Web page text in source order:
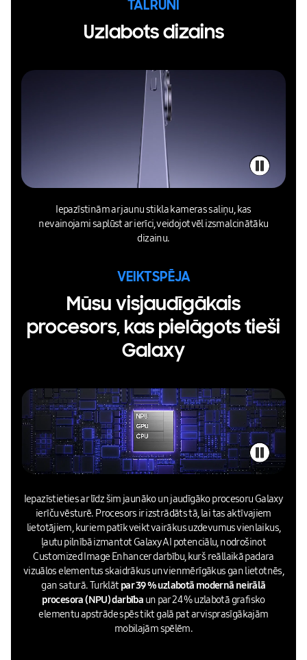
Uzlabots dizains
TĀLRUNI
Iepazīstinām ar jaunu stikla kameras saliņu, kas
nevainojami saplūst ar ierīci, veidojot vēl izsmalcinātāku
dizainu.
Mūsu visjaudīgākais
procesors, kas pielāgots tieši
Galaxy
VEIKTSPĒJA
Iepazīstieties ar līdz šim jaunāko un jaudīgāko procesoru Galaxy
ierīču vēsturē. Procesors ir izstrādāts tā, lai tas aktīvajiem
lietotājiem, kuriem patīk veikt vairākus uzdevumus vienlaikus,
ļautu pilnībā izmantot Galaxy AI potenciālu, nodrošinot
Customized Image Enhancer darbību, kurš reāllaikā padara
vizuālos elementus skaidrākus un vienmērīgākus gan lietotnēs,
gan saturā. Turklātpar 39 % uzlabotā modernā neirālā
procesora (NPU) darbībaun par 24 % uzlabotā grafisko
elementu apstrāde spēs tikt galā pat ar visprasīgākajām
mobilajām spēlēm.